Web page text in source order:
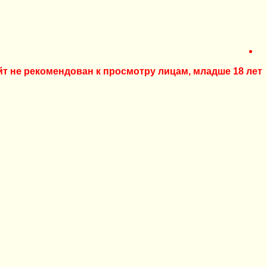
не рекомендован к просмотру лицам, младше 18 лет